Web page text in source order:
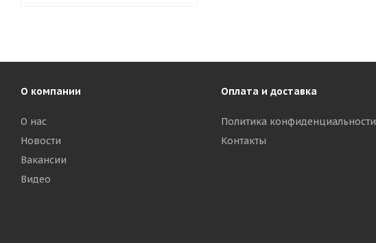
О компании
О нас
Новости
Вакансии
Видео
Оплата и доставка
Политика конфиденциальности
Контакты